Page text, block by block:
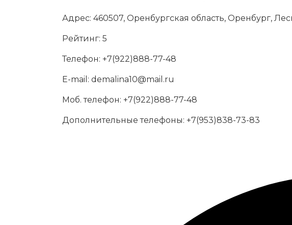
Адрес: 460507, Оренбургская область, Оренбург,
Рейтинг: 5
Телефон: +7(922)888-77-48
E-mail: demalina10@mail.ru
Моб. телефон: +7(922)888-77-48
Дополнительные телефоны: +7(953)838-73-83